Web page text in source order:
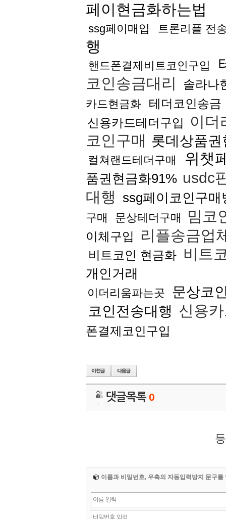
페이현금화하는법
ssg페이매입 트론리플 전
행
핸드폰결제비트코인구입
코인송금대리
솔라나
카드현금화
테더코인송금
신용카드테더구입
이더
코인구매 롯데상품
컬쳐랜드테더구매 위챗
품권현금화91% usdc
대행 ssg페이코인구매
구매 문상테더구매 밈코
이체구입 리플송금업
비트코인 현금화 비트
개인거래
이더리움파는곳
문상코
코인전송대행 신용
폰결제코인구입
댓글목록0
이름과 비밀번호, 우측의 자동입력방지 문구를